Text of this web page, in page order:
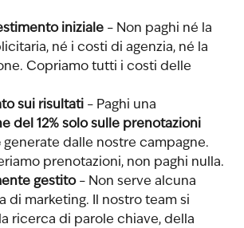
iniziale – Non paghi né la
né i costi di agenzia, né la
Copriamo tutti i costi delle
sui risultati – Paghi una
del 12% solo sulle prenotazioni
generate dalle nostre campagne.
prenotazioni, non paghi nulla.
gestito – Non serve alcuna
di marketing. Il nostro team si
ricerca di parole chiave, della